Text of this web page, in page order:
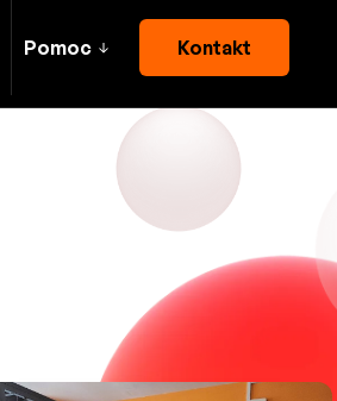
Pomoc Kontakt